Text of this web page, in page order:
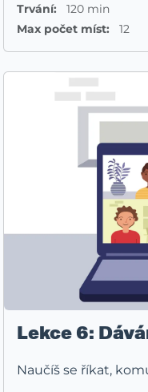
Trvání: 120 min
Max počet míst: 12
Lekce 6:
Naučíš se říkat,